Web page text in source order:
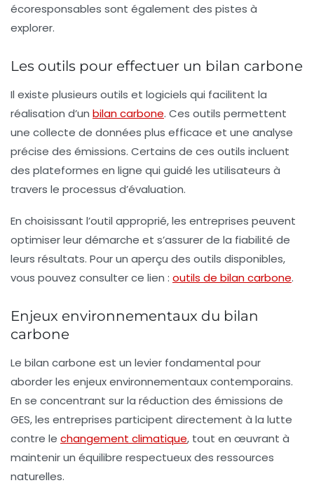
écoresponsables sont également des pistes à
explorer.
Les outils pour effectuer un bilan carbone
Il existe plusieurs outils et logiciels qui facilitent la
réalisation d’un bilan carbone. Ces outils permettent
une collecte de données plus efficace et une analyse
précise des émissions. Certains de ces outils incluent
des plateformes en ligne qui guidé les utilisateurs à
travers le processus d’évaluation.
En choisissant l’outil approprié, les entreprises peuvent
optimiser leur démarche et s’assurer de la fiabilité de
leurs résultats. Pour un aperçu des outils disponibles,
vous pouvez consulter ce lien : outils de bilan carbone.
Enjeux environnementaux du bilan
carbone
Le bilan carbone est un levier fondamental pour
aborder les enjeux environnementauxcontemporains.
En se concentrant sur la réduction des émissions de
GES, les entreprises participent directement à la lutte
contre le changement climatique, tout en œuvrant à
maintenir un équilibre respectueux des ressources
naturelles.